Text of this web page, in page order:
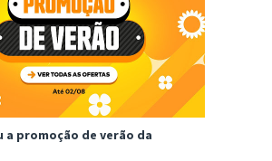
a promoção de verão da